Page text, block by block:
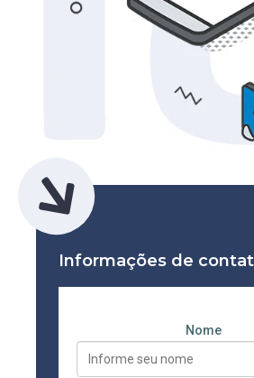
Informações de
Nome